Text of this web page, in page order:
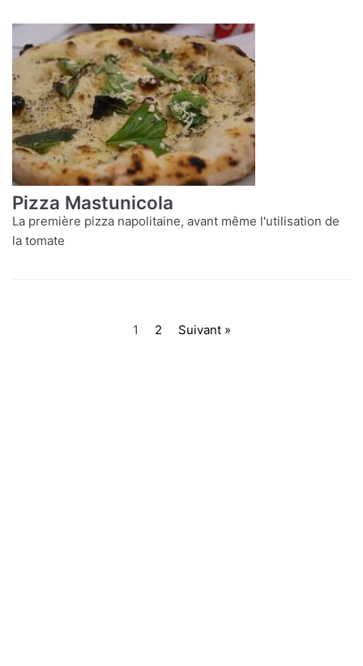
Pizza Mastunicola
La première pizza napolitaine, avant même l'utilisation de
la tomate
1 2 Suivant »